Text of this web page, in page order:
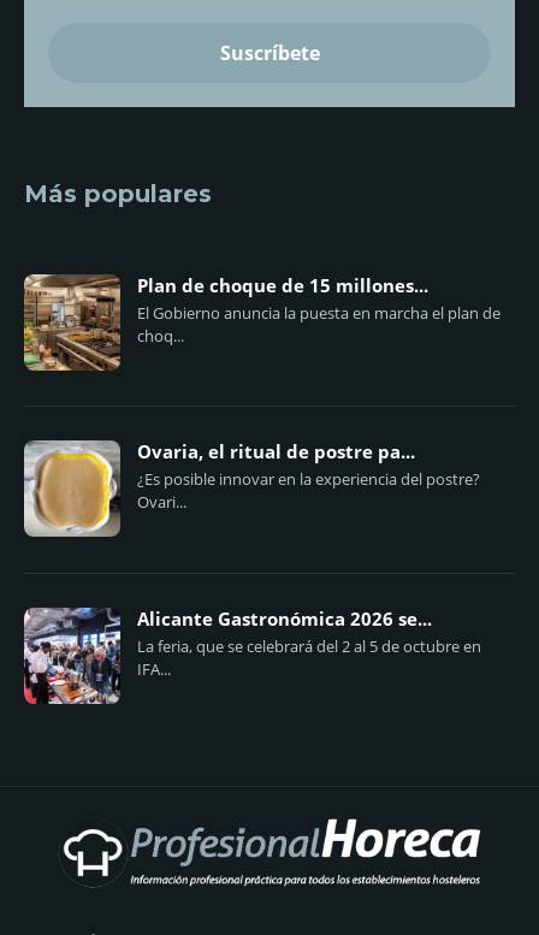
Más populares
Plan de choque de 15 millones...
El Gobierno anuncia la puesta en marcha el plan de
choq...
Ovaria, el ritual de postre pa...
¿Es posible innovar en la experiencia del postre?
Ovari...
Alicante Gastronómica 2026 se...
La feria, que se celebrará del 2 al 5 de octubre en
IFA...